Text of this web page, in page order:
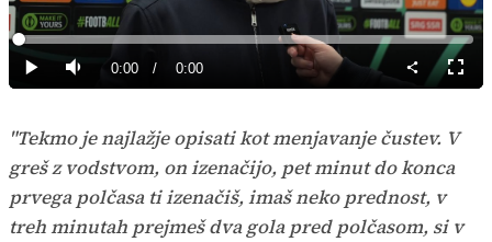
Predvajaj
PredvajajTiho Current
0:00 / Duration
0:00
Loaded:
0%
način
"Tekmo je najlažje opisati kot menjavanje čustev. V
greš z vodstvom, on izenačijo, pet minut do konca
prvega polčasa ti izenačiš, imaš neko prednost, v
treh minutah prejmeš dva gola pred polčasom, si v